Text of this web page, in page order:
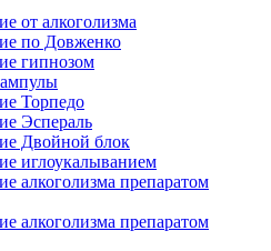
от алкоголизма
по Довженко
гипнозом
Торпедо
Эспераль
Двойной блок
иглоукалыванием
алкоголизма препаратом
алкоголизма препаратом